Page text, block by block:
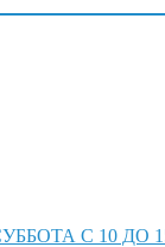
С 10 ДО